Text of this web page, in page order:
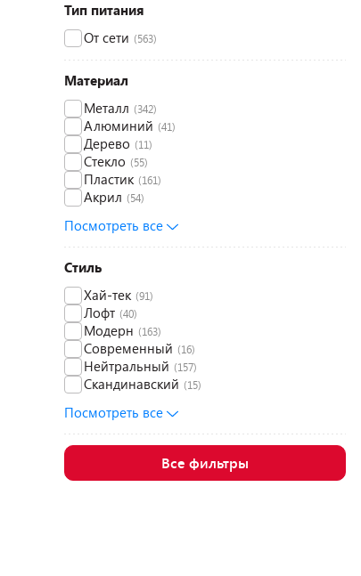
Тип питания
От сети (563)
Материал
Металл (342)
Алюминий (41)
Дерево (11)
Стекло (55)
Пластик (161)
Акрил (54)
Посмотреть все
Стиль
Хай-тек (91)
Лофт (40)
Модерн (163)
Современный (16)
Нейтральный (157)
Скандинавский (15)
Посмотреть все
Все фильтры